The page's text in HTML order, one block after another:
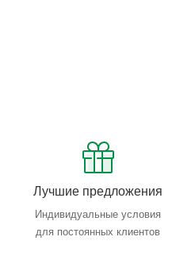
Лучшие предложения
Индивидуальные условия
для постоянных клиентов